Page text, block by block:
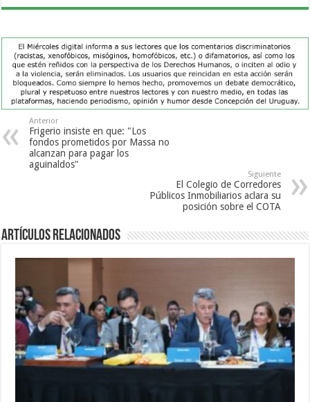
Anterior
Frigerio insiste en que: "Los
fondos prometidos por Massa no
alcanzan para pagar los
aguinaldos"
Siguiente
El Colegio de Corredores
Públicos Inmobiliarios aclara su
posición sobre el COTA
Artículos Relacionados